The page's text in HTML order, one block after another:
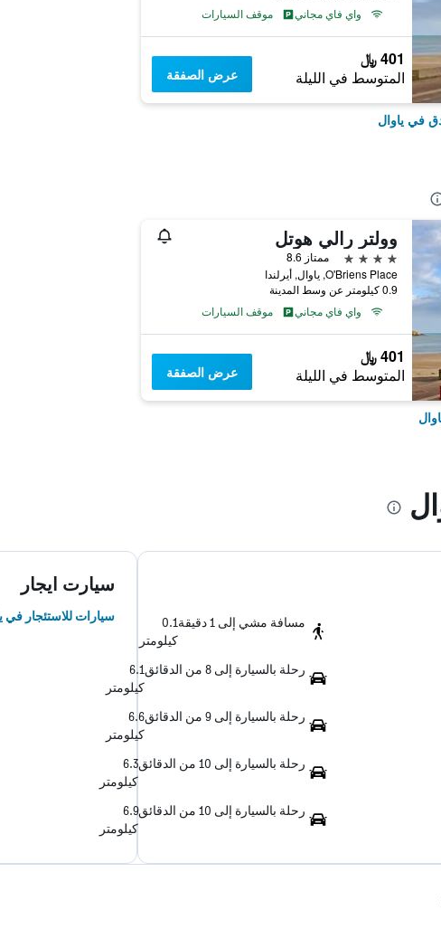
واي فاي مجاني
موقف السيارات
401 ﷼
المتوسط في الليلة عرض الصفقة
في ياوال
وولتر رالي هوتل
4 نجوم
ممتاز 8.6
O'Briens Place, ياوال, أيرلندا
0.9 كيلومتر عن وسط المدينة
واي فاي مجاني
موقف السيارات
401 ﷼
المتوسط في الليلة عرض الصفقة
مسافة مشي إلى 1 دقيقة
0.1
كيلومتر
رحلة بالسيارة إلى 8 من الدقائق
6.1
كيلومتر
رحلة بالسيارة إلى 9 من الدقائق
6.6
كيلومتر
رحلة بالسيارة إلى 10 من الدقائق
6.3
كيلومتر
رحلة بالسيارة إلى 10 من الدقائق
6.9
كيلومتر
سيارت ايجار
سيارات للاستئجار في